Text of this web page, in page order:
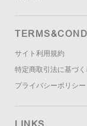
サイト利用規約
特定商取引法に基づ
プライバシーポリシー
LINKS